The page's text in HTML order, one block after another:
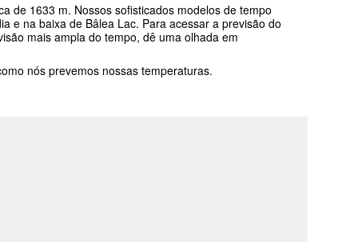
de 1633 m. Nossos sofisticados modelos de tempo
e na baixa de Bâlea Lac. Para acessar a previsão do
mais ampla do tempo, dê uma olhada em
nós prevemos nossas temperaturas.